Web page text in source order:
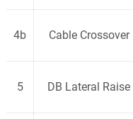
4b Cable Crossover
5 DB Lateral Raise